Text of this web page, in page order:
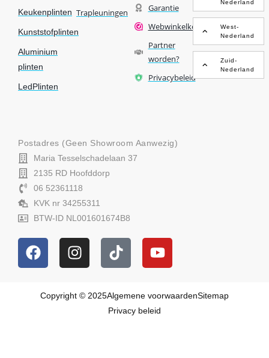
Keukenplinten
Kunststofplinten
Aluminium
plinten
LedPlinten
Trapleuningen
Garantie
Webwinkelkeur
Partner
worden?
Privacybeleid
Nederland
West-
Nederland
Zuid-
Nederland
Postadres (geen Showroom Aanwezig)
Maria Tesselschadelaan 37
2135 RD Hoofddorp
06 52361118
KVK nr 34255311
BTW-ID NL001601674B8
Copyright © 2025Algemene voorwaardenSitemap
Privacy beleid